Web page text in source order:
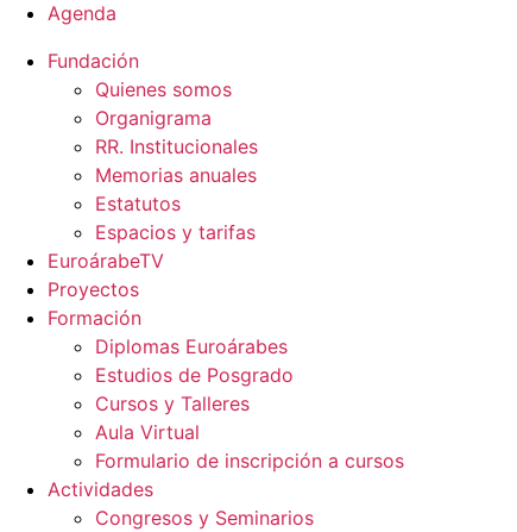
Agenda
Fundación
Quienes somos
Organigrama
RR. Institucionales
Memorias anuales
Estatutos
Espacios y tarifas
EuroárabeTV
Proyectos
Formación
Diplomas Euroárabes
Estudios de Posgrado
Cursos y Talleres
Aula Virtual
Formulario de inscripción a cursos
Actividades
Congresos y Seminarios